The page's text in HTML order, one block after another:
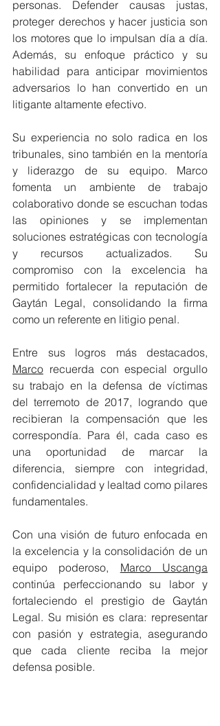
personas. Defender causas justas,
proteger derechos y hacer justicia son
los motores que lo impulsan día a día.
Además, su enfoque práctico y su
habilidad para anticipar movimientos
adversarios lo han convertido en un
litigante altamente efectivo.
Su experiencia no solo radica en los
tribunales, sino también en la mentoría
y liderazgo de su equipo. Marco
fomenta un ambiente de trabajo
colaborativo donde se escuchan todas
las opiniones y se implementan
soluciones estratégicas con tecnología
y recursos actualizados. Su
compromiso con la excelencia ha
permitido fortalecer la reputación de
Gaytán Legal, consolidando la firma
como un referente en litigio penal.
Marco recuerda con especial orgullo
su trabajo en la defensa de víctimas
del terremoto de 2017, logrando que
recibieran la compensación que les
correspondía. Para él, cada caso es
una oportunidad de marcar la
diferencia, siempre con integridad,
confidencialidad y lealtad como pilares
fundamentales.
Con una visión de futuro enfocada en
la excelencia y la consolidación de un
equipo poderoso, Marco Uscanga
continúa perfeccionando su labor y
fortaleciendo el prestigio de Gaytán
Legal. Su misión es clara: representar
con pasión y estrategia, asegurando
que cada cliente reciba la mejor
defensa posible.